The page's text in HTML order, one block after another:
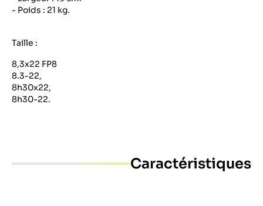
- Poids : 21 kg.
Taille :
8,3x22 FP8
8.3-22,
8h30x22,
8h30-22.
Caractéristiques